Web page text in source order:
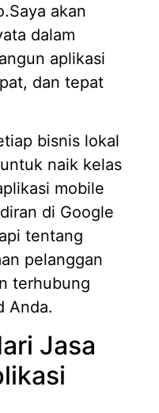
akan
dalam
aplikasi
dan tepat
bisnis lokal
naik kelas
mobile
di Google
tentang
pelanggan
terhubung
Anda.
Jasa